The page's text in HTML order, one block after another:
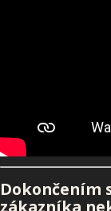
Dokončením